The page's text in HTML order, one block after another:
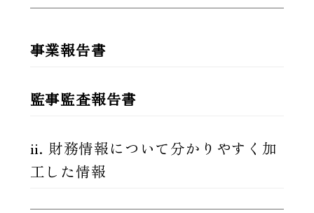
事業報告書
監事監査報告書
ii. 財務情報について分かりやすく加
工した情報